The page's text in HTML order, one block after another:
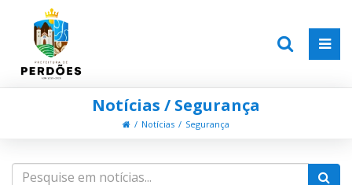
Notícias / Segurança
Notícias Segurança